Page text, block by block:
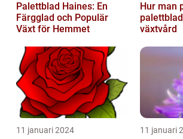
Palettblad Haines: En
Färgglad och Populär
Växt för Hemmet
Hur man
växtvård
11 januari 2024 11 januari